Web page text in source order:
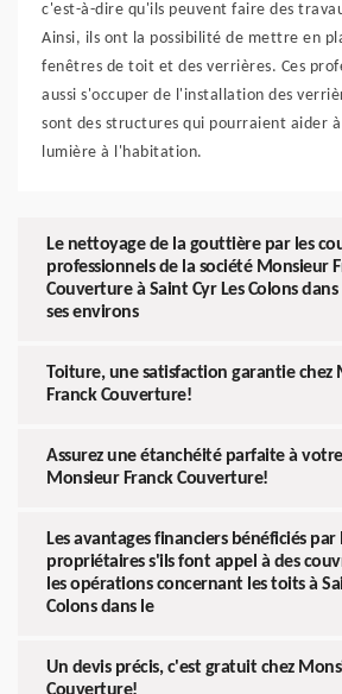
c'est-à-dire qu'ils peuvent faire des
Ainsi, ils ont la possibilité de mettre en
fenêtres de toit et des verrières. Ces
aussi s'occuper de l'installation des
sont des structures qui pourraient aider
lumière à l'habitation.
Le nettoyage de la gouttière par les
professionnels de la société Monsieur
Couverture à Saint Cyr Les Colons
ses environs
Toiture, une satisfaction garantie chez
Franck Couverture!
Assurez une étanchéité parfaite à
Monsieur Franck Couverture!
Les avantages financiers bénéficiés par
propriétaires s'ils font appel à des
les opérations concernant les toits à
Colons dans le
Un devis précis, c'est gratuit chez